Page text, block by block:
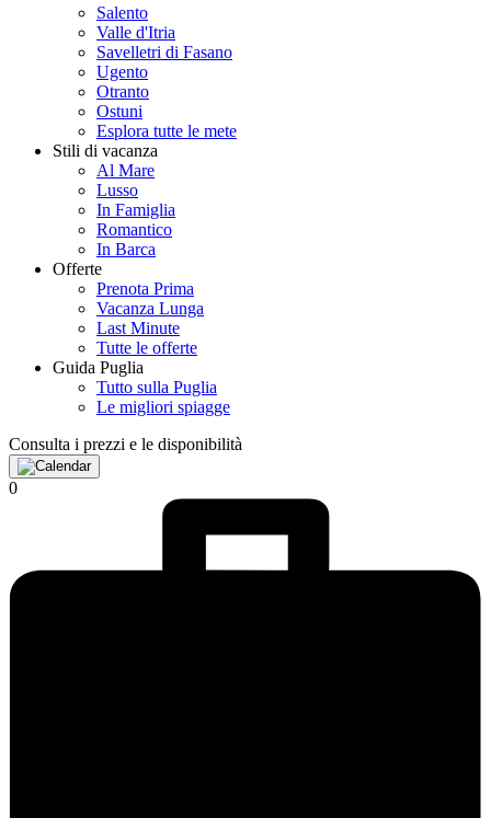
Salento
Valle d'Itria
Savelletri di Fasano
Ugento
Otranto
Ostuni
Esplora tutte le mete
Stili di vacanza
Al Mare
Lusso
In Famiglia
Romantico
In Barca
Offerte
Prenota Prima
Vacanza Lunga
Last Minute
Tutte le offerte
Guida Puglia
Tutto sulla Puglia
Le migliori spiagge
Consulta i prezzi e le disponibilità
0